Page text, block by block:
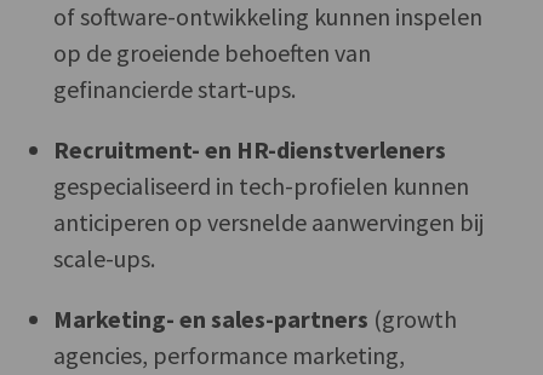
of software-ontwikkeling kunnen inspelen
op de groeiende behoeften van
gefinancierde start-ups.
Recruitment- en HR-dienstverleners
gespecialiseerd in tech-profielen kunnen
anticiperen op versnelde aanwervingen bij
scale-ups.
Marketing- en sales-partners (growth
agencies, performance marketing,